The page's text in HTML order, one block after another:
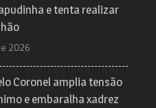
e tenta realizar
2026
Coronel amplia tensão
e embaralha xadrez